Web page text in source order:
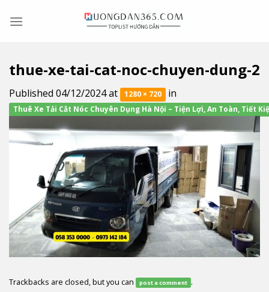
thue-xe-tai-cat-noc-chuyen-dung-2
Published 04/12/2024at 1280 × 720 in
Thuê Xe Tải Cắt Nóc Chuyên Dụng Hà Nội – Tiện Lợi, An Toàn, Tiết
Trackbacks are closed, but you can post a comment .